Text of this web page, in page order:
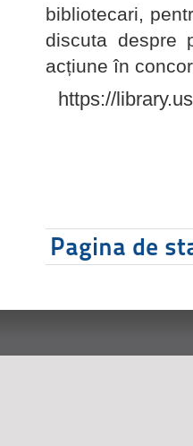
bibliotecari,
discuta despre
acțiune în
https://
Pagina de